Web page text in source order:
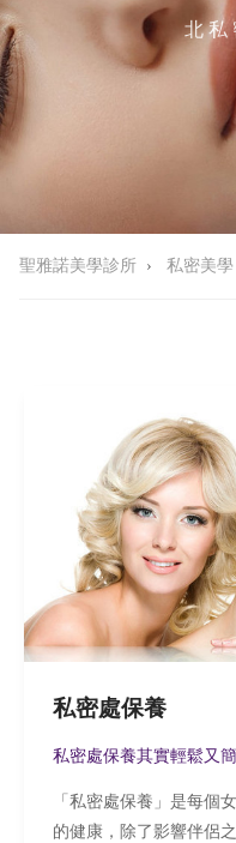
北私
聖雅諾美學診所 › 私密美學
私密處保養
私密處保養其實輕鬆又
「私密處保養」是每個
的健康，除了影響伴侶